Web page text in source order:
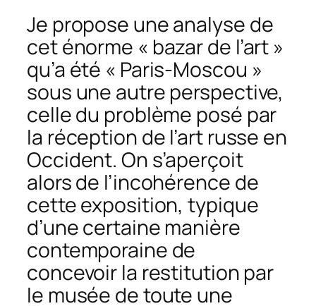
Je propose une analyse de
cet énorme « bazar de l’art »
qu’a été « Paris-Moscou »
sous une autre perspective,
celle du problème posé par
la réception de l’art russe en
Occident. On s’aperçoit
alors de l’incohérence de
cette exposition, typique
d’une certaine manière
contemporaine de
concevoir la restitution par
le musée de toute une